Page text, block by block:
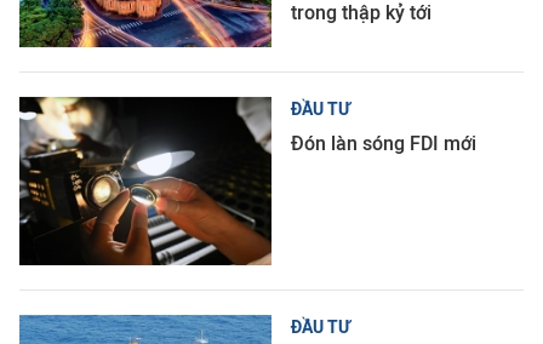
trong thập kỷ tới
ĐẦU TƯ
Đón làn sóng FDI mới
ĐẦU TƯ